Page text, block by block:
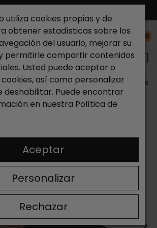
0
Outlet zapatos Outlet zapatos
utiliza cookies propias y de
obtener estadísticas sobre los
del usuario, mejorar su
permitirle compartir contenidos
Usted puede aceptar o
así como personalizar
deshabilitar. Puede encontrar
en nuestra Política de
Rechazar
Personalizar
Aceptar